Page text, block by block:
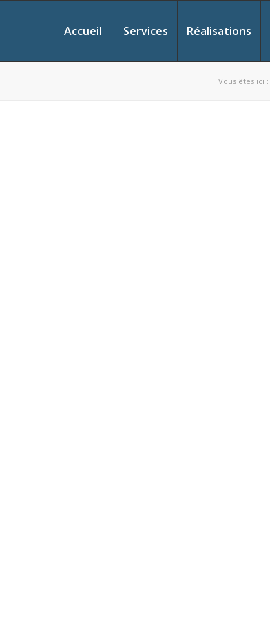
Accueil Services Réalisations
Vous êtes ici :